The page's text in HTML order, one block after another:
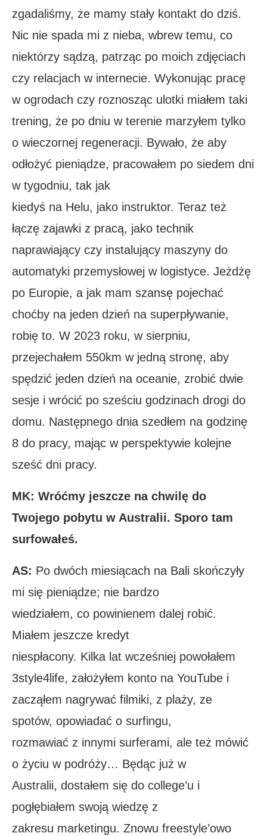
zgadaliśmy, że mamy stały kontakt do dziś.
Nic nie spada mi z nieba, wbrew temu, co
niektórzy sądzą, patrząc po moich zdjęciach
czy relacjach w internecie. Wykonując pracę
w ogrodach czy roznosząc ulotki miałem taki
trening, że po dniu w terenie marzyłem tylko
o wieczornej regeneracji. Bywało, że aby
odłożyć pieniądze, pracowałem po siedem dni
w tygodniu, tak jak
kiedyś na Helu, jako instruktor. Teraz też
łączę zajawki z pracą, jako technik
naprawiający czy instalujący maszyny do
automatyki przemysłowej w logistyce. Jeżdżę
po Europie, a jak mam szansę pojechać
choćby na jeden dzień na superpływanie,
robię to. W 2023 roku, w sierpniu,
przejechałem 550km w jedną stronę, aby
spędzić jeden dzień na oceanie, zrobić dwie
sesje i wrócić po sześciu godzinach drogi do
domu. Następnego dnia szedłem na godzinę
8 do pracy, mając w perspektywie kolejne
sześć dni pracy.
MK: Wróćmy jeszcze na chwilę do
Twojego pobytu w Australii. Sporo tam
surfowałeś.
AS: Po dwóch miesiącach na Bali skończyły
mi się pieniądze; nie bardzo
wiedziałem, co powinienem dalej robić.
Miałem jeszcze kredyt
niespłacony. Kilka lat wcześniej powołałem
3style4life, założyłem konto na YouTube i
zacząłem nagrywać filmiki, z plaży, ze
spotów, opowiadać o surfingu,
rozmawiać z innymi surferami, ale też mówić
o życiu w podróży… Będąc już w
Australii, dostałem się do college’u i
pogłębiałem swoją wiedzę z
zakresu marketingu. Znowu freestyle’owo